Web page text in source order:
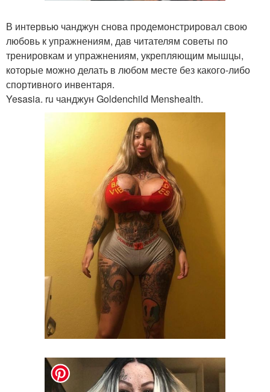
В интервью чанджун снова продемонстрировал свою
любовь к упражнениям, дав читателям советы по
тренировкам и упражнениям, укрепляющим мышцы,
которые можно делать в любом месте без какого-либо
спортивного инвентаря.
Yesasia. ru чанджун Goldenchild Menshealth.